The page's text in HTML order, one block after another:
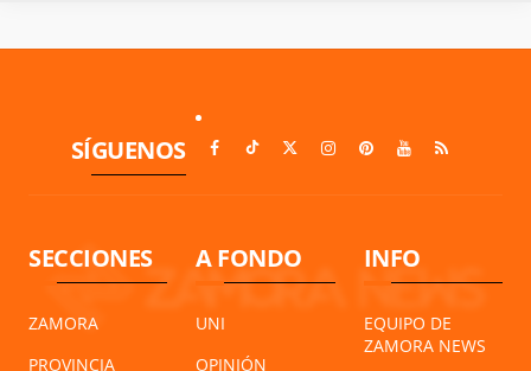
SÍGUENOS
SECCIONES
ZAMORA
PROVINCIA
A FONDO
UNI
OPINIÓN
INFO
EQUIPO DE
ZAMORA NEWS